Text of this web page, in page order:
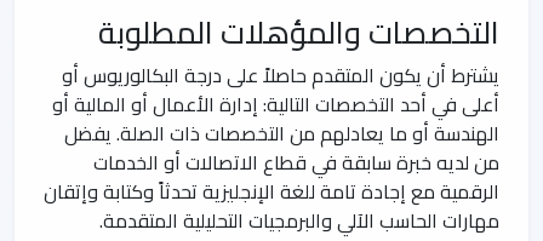
التخصصات والمؤهلات المطلوبة
يشترط أن يكون المتقدم حاصلاً على درجة البكالوريوس أو
أعلى في أحد التخصصات التالية: إدارة الأعمال أو المالية أو
الهندسة أو ما يعادلهم من التخصصات ذات الصلة. يفضل
من لديه خبرة سابقة في قطاع الاتصالات أو الخدمات
الرقمية مع إجادة تامة للغة الإنجليزية تحدثاً وكتابة وإتقان
مهارات الحاسب الآلي والبرمجيات التحليلية المتقدمة.